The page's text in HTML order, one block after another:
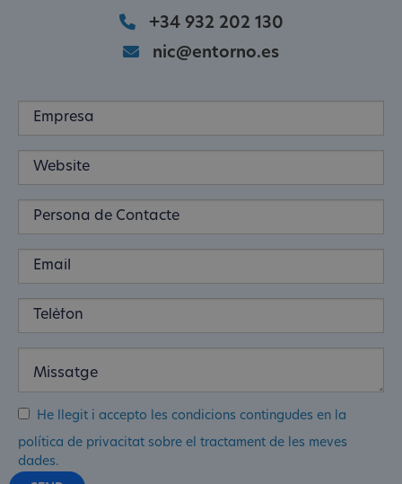
+34 932 202 130
nic@entorno.es
He llegit i accepto les condicions contingudes en la
política de privacitat sobre el tractament de les meves
dades.